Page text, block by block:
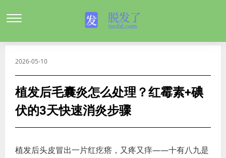
2026-05-10
植发后毛囊炎怎么处理？红霉素+碘
伏的3天快速消炎步骤
植发后头皮冒出一片红疙瘩，又疼又痒——十有八九是